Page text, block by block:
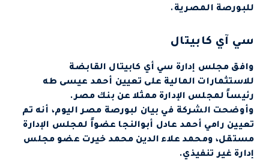
للبورصة المصرية.
سي آي كابيتال
وافق مجلس إدارة سي أي كابيتال القابضة
للاستثمارات المالية على تعيين أحمد عيسى طه
رئيساً لمجلس الإدارة ممثلا عن بنك مصر.
وأوضحت الشركة في بيان لبورصة مصر اليوم، أنه تم
تعيين رامي أحمد عادل أبوالنجا عضواً لمجلس الإدارة
مستقل، ومحمد علاء الدين محمد خيرت عضو مجلس
إدارة غير تنفيذي.